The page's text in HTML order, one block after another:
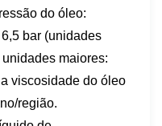
do óleo:
bar (unidades
maiores:
viscosidade do óleo
região.